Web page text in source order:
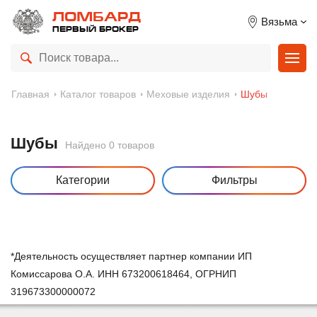
ЛОМБАРД
ПЕРВЫЙ БРОКЕР
Вязьма
Главная Каталог товаров Меховые изделия Шубы
Шубы Найдено 0 товаров
Категории Фильтры
*Деятельность осуществляет партнер компании ИП
Комиссарова О.А. ИНН 673200618464, ОГРНИП
319673300000072